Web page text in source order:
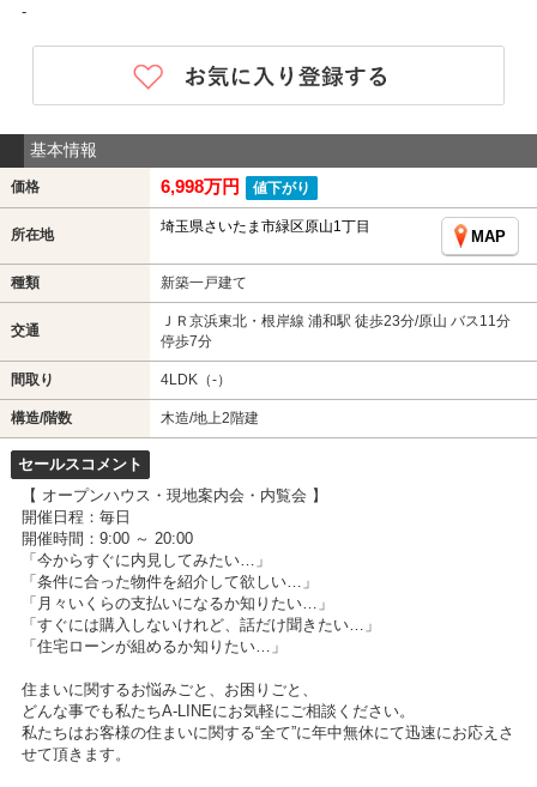
-
基本情報
価格 6,998万円 値下がり
所在地 埼玉県さいたま市緑区原山1丁目
MAP
種類 新築一戸建て
交通
ＪＲ京浜東北・根岸線 浦和駅 徒歩23分/原山 バス11分
停歩7分
間取り 4LDK（-）
構造/階数 木造/地上2階建
セールスコメント
【 オープンハウス・現地案内会・内覧会 】
開催日程：毎日
開催時間：9:00 ～ 20:00
「今からすぐに内見してみたい…」
「条件に合った物件を紹介して欲しい…」
「月々いくらの支払いになるか知りたい…」
「すぐには購入しないけれど、話だけ聞きたい…」
「住宅ローンが組めるか知りたい…」
住まいに関するお悩みごと、お困りごと、
どんな事でも私たちA-LINEにお気軽にご相談ください。
私たちはお客様の住まいに関する“全て”に年中無休にて迅速にお応えさ
せて頂きます。